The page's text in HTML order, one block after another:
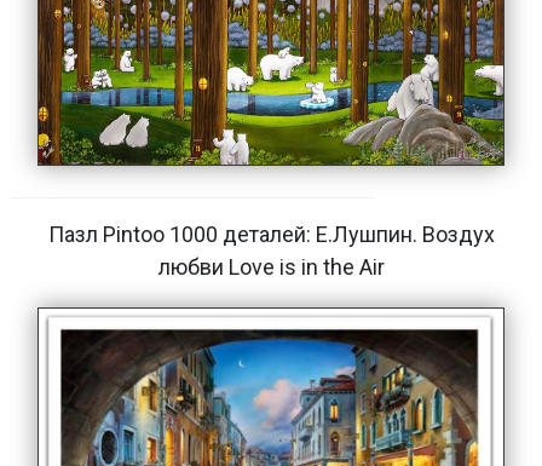
Пазл Pintoo 1000 деталей: Е.Лушпин. Воздух
любви Love is in the Air